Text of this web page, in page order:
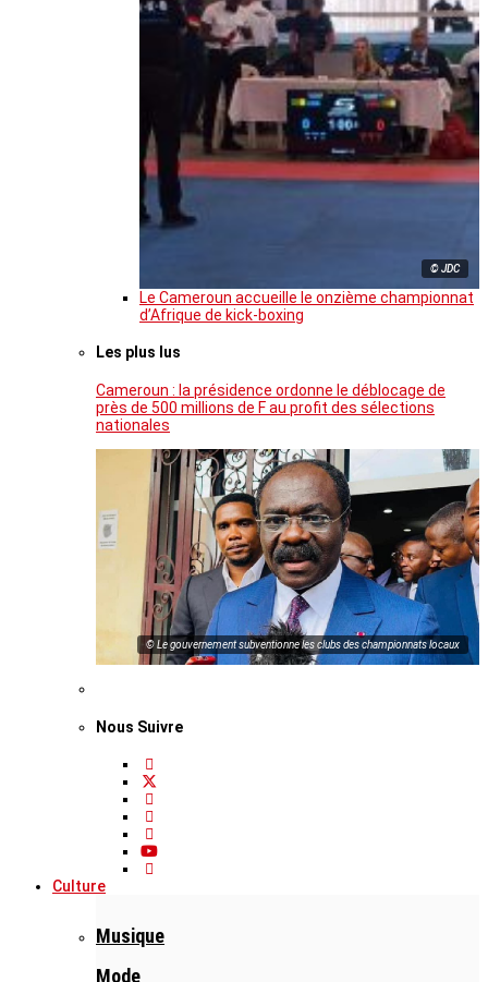
© JDC
Le Cameroun accueille le onzième championnat
d’Afrique de kick-boxing
Les plus lus
Cameroun : la présidence ordonne le déblocage de
près de 500 millions de F au profit des sélections
nationales
© Le gouvernement subventionne les clubs des championnats locaux
Nous Suivre
Culture
Musique
Mode